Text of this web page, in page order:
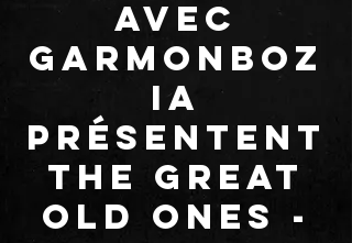
avec
GARMONBOZ
IA
présentent
THE GREAT
OLD ONES -